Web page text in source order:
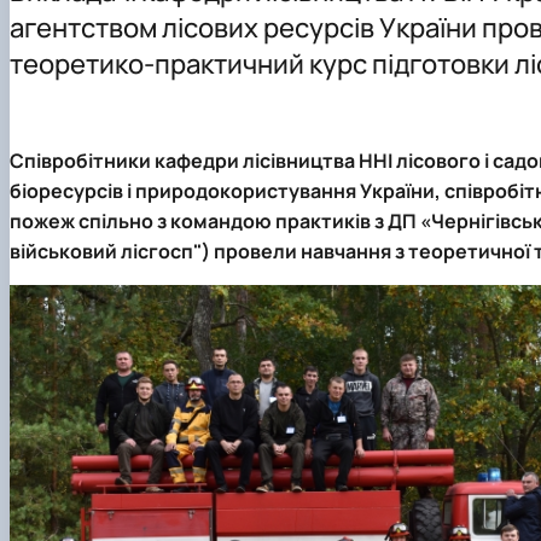
Склад кафедри
Виробничі практики
Публікації
Підручники, навчальні посібники, монографії
Партнери
агентством лісових ресурсів України
теоретико-практичний курс підготовки
Співробітники кафедри лісівництва ННІ лісового і
біоресурсів і природокористування України,
пожеж спільно з командою практиків з ДП
військовий лісгосп") провели навчання з